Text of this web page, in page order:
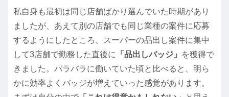
私自身も最初は同じ店舗ばかり選んでいた時期があり
ましたが、あえて別の店舗でも同じ業種の案件に応募
するようにしたところ、スーパーの品出し案件に集中
して3店舗で勤務した直後に 「品出しバッジ」
を獲得で
きました。バラバラに働いていた頃と比べると、明ら
かに効率よくバッジが増えていった感覚があります。